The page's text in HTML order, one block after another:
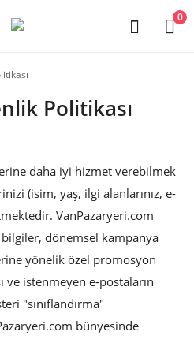
0
Politikası
daha iyi hizmet verebilmek
(isim, yaş, ilgi alanlarınız, e-
VanPazaryeri.com
dönemsel kampanya
yönelik özel promosyon
istenmeyen e-postaların
"sınıflandırma"
bünyesinde